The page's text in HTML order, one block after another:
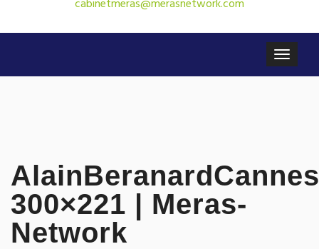
cabinetmeras@merasnetwork.com
300×221 | Meras-
Network